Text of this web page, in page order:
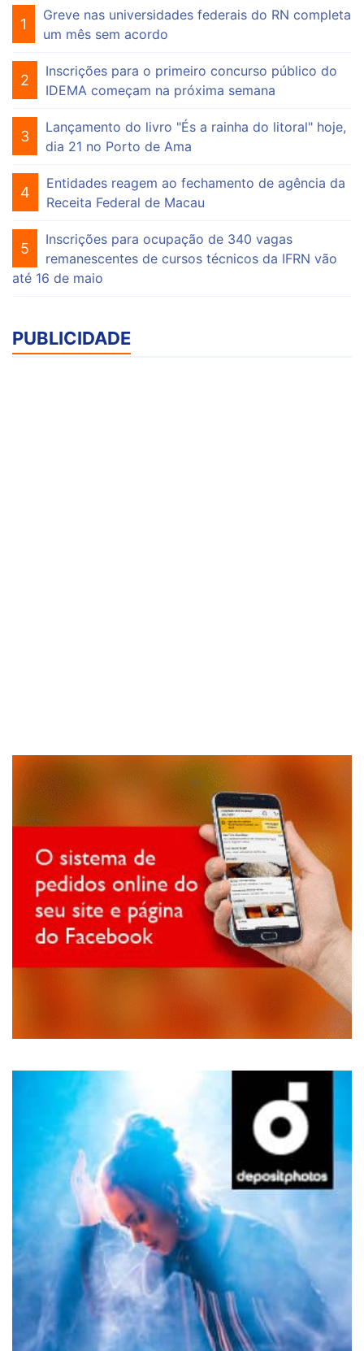
1
Greve nas universidades federais do RN completa
um mês sem acordo
2
Inscrições para o primeiro concurso público do
IDEMA começam na próxima semana
3
Lançamento do livro "És a rainha do litoral" hoje,
dia 21 no Porto de Ama
4
Entidades reagem ao fechamento de agência da
Receita Federal de Macau
5
Inscrições para ocupação de 340 vagas
remanescentes de cursos técnicos da IFRN vão
até 16 de maio
PUBLICIDADE